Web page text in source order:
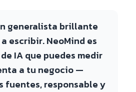
generalista brillante
escribir. NeoMind es
IA que puedes medir
a tu negocio —
fuentes, responsable y